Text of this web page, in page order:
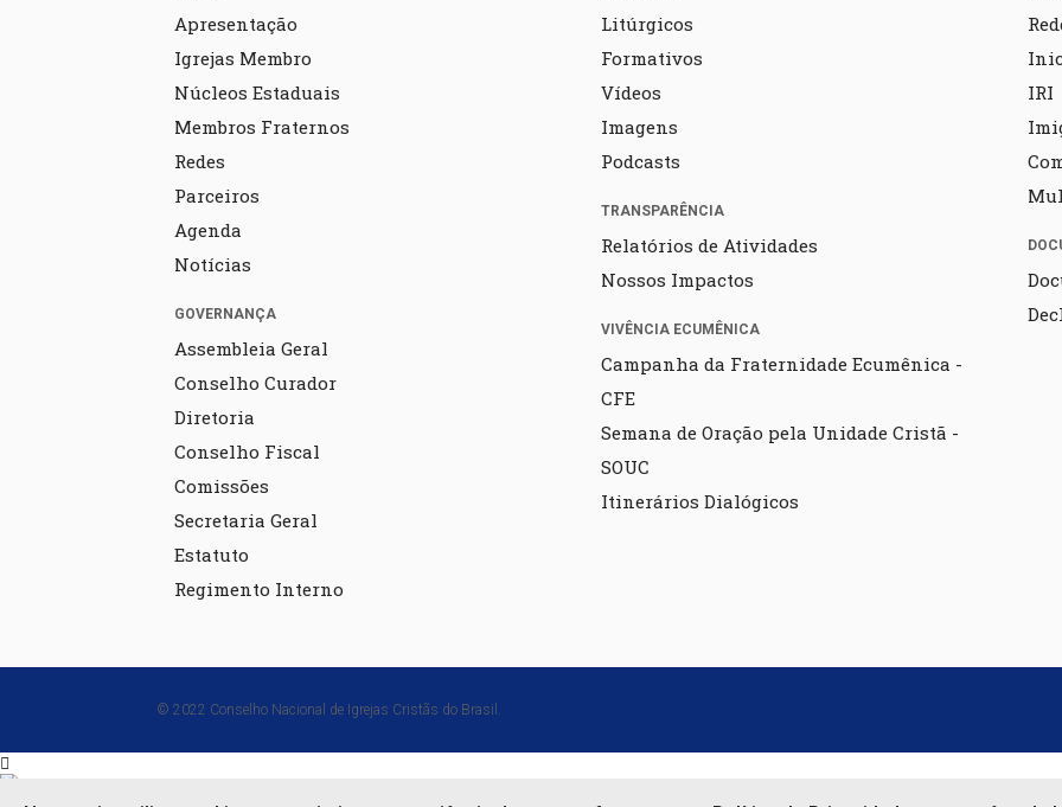
Apresentação
Igrejas Membro
Núcleos Estaduais
Membros Fraternos
Redes
Parceiros
Agenda
Notícias
GOVERNANÇA
Assembleia Geral
Conselho Curador
Diretoria
Conselho Fiscal
Comissões
Secretaria Geral
Estatuto
Regimento Interno
Litúrgicos
Formativos
Vídeos
Imagens
Podcasts
TRANSPARÊNCIA
Relatórios de Atividades
Nossos Impactos
VIVÊNCIA ECUMÊNICA
Campanha da Fraternidade Ecumênica -
CFE
Semana de Oração pela Unidade Cristã -
SOUC
Itinerários Dialógicos
IRI
© 2022 Conselho Nacional de Igrejas Cristãs do Brasil.